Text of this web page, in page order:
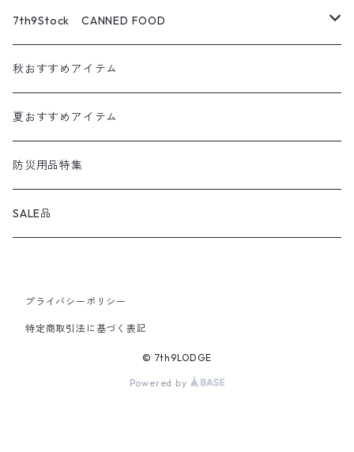
Tokyo Camp
CRAFTPLUS
kassai.
GREBE WORKS
corerocca
wind calm
焚火アイテム
調理道具・食器
ランタン
アウトドア小物
クーラーボックス
オプションパーツ / カスタムパーツ
7th9Stock CANNED FOOD
パンの缶詰
お魚の缶詰
お肉の缶詰
スイーツの缶詰
秋おすすめアイテム
夏おすすめアイテム
防災用品特集
SALE品
プライバシーポリシー
特定商取引法に基づく表記
© 7th9LODGE
Powered by